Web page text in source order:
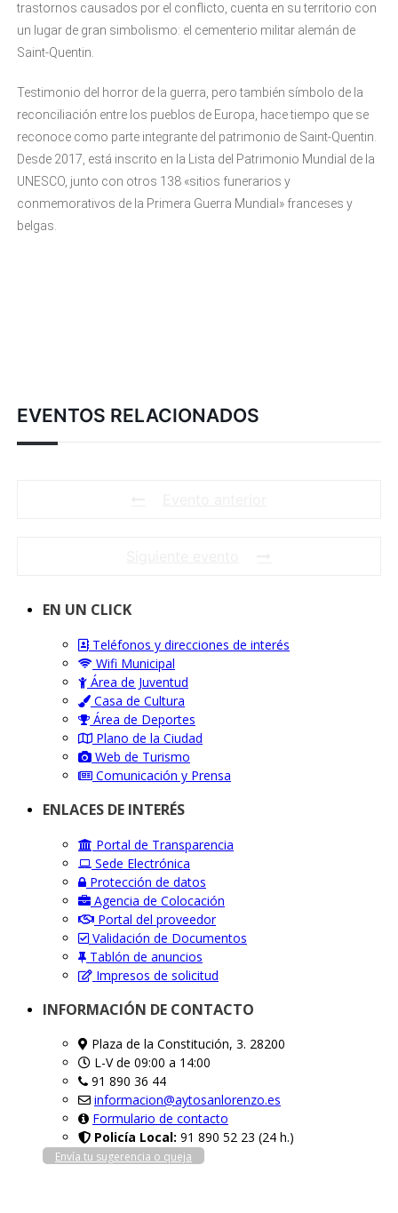
trastornos causados por el conflicto, cuenta en su territorio con
un lugar de gran simbolismo: el cementerio militar alemán de
Saint-Quentin.
Testimonio del horror de la guerra, pero también símbolo de la
reconciliación entre los pueblos de Europa, hace tiempo que se
reconoce como parte integrante del patrimonio de Saint-Quentin.
Desde 2017, está inscrito en la Lista del Patrimonio Mundial de la
UNESCO, junto con otros 138 «sitios funerarios y
conmemorativos de la Primera Guerra Mundial» franceses y
belgas.
EVENTOS RELACIONADOS
EN UN CLICK
Teléfonos y direcciones de interés
Wifi Municipal
Área de Juventud
Casa de Cultura
Área de Deportes
Plano de la Ciudad
Web de Turismo
Comunicación y Prensa
ENLACES DE INTERÉS
Portal de Transparencia
Sede Electrónica
Protección de datos
Agencia de Colocación
Portal del proveedor
Validación de Documentos
Tablón de anuncios
Impresos de solicitud
INFORMACIÓN DE CONTACTO
Plaza de la Constitución, 3. 28200
L-V de 09:00 a 14:00
91 890 36 44
informacion@aytosanlorenzo.es
Formulario de contacto
Policía Local: 91 890 52 23 (24 h.)
Envía tu sugerencia o queja